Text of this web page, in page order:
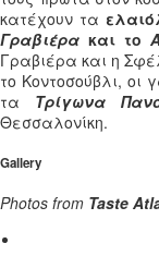
κατέχουν τα
Γραβιέρα και το
Γραβιέρα και η
το Κοντοσούβλι, οι
τα Τρίγωνα
Θεσσαλονίκη.
Gallery
Photos from Taste